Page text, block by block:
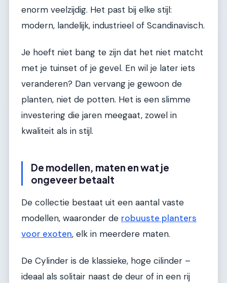
enorm veelzijdig. Het past bij elke stijl:
modern, landelijk, industrieel of Scandinavisch.
Je hoeft niet bang te zijn dat het niet matcht
met je tuinset of je gevel. En wil je later iets
veranderen? Dan vervang je gewoon de
planten, niet de potten. Het is een slimme
investering die jaren meegaat, zowel in
kwaliteit als in stijl.
De modellen, maten en wat je
ongeveer betaalt
De collectie bestaat uit een aantal vaste
modellen, waaronder de robuuste planters
voor exoten, elk in meerdere maten.
De Cylinder is de klassieke, hoge cilinder –
ideaal als solitair naast de deur of in een rij